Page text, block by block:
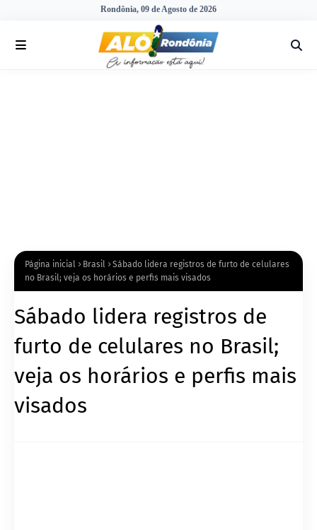
Rondônia, 09 de Agosto de 2026
Página inicial Brasil
Sábado lidera registros de furto de celulares
no Brasil; veja os horários e perfis mais visados
Sábado lidera registros de
furto de celulares no Brasil;
veja os horários e perfis mais
visados